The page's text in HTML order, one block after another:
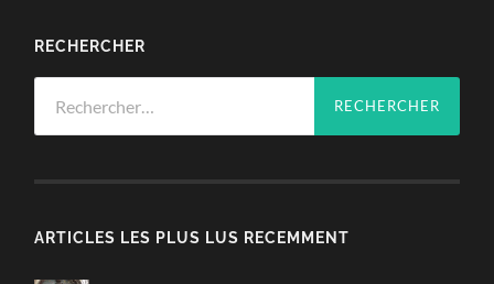
RECHERCHER
ARTICLES LES PLUS LUS RECEMMENT